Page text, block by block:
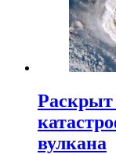
вулкана